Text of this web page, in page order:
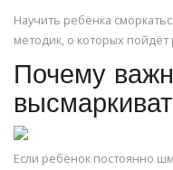
Научить ребёнка
методик, о которых
Почему
Если ребёнок постоянно